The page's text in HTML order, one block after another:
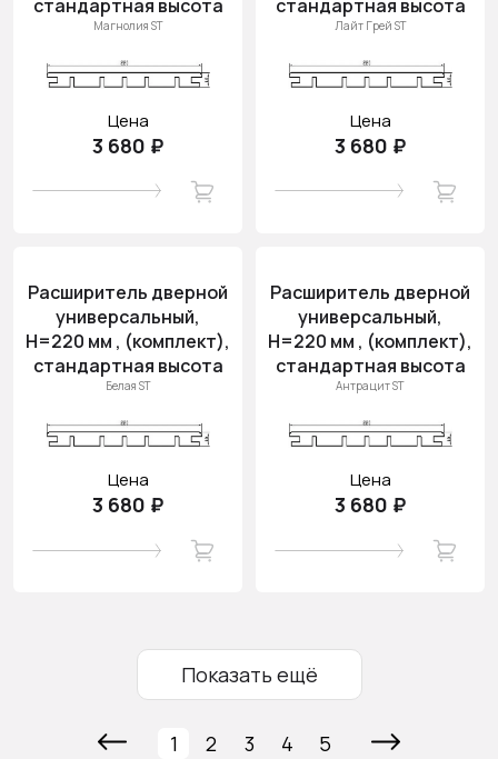
стандартная высота
Магнолия ST
Цена
3 680 ₽
стандартная высота
Лайт Грей ST
Цена
3 680 ₽
Расширитель дверной
универсальный,
H=220 мм , (комплект),
стандартная высота
Белая ST
Цена
3 680 ₽
Расширитель дверной
универсальный,
H=220 мм , (комплект),
стандартная высота
Антрацит ST
Цена
3 680 ₽
Показать ещё
1 2 3 4 5